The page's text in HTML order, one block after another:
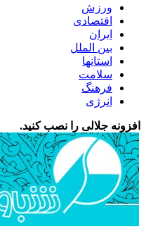
ورزش
اقتصادی
ایران
بین الملل
استانها
سلامت
فرهنگ
انرژی
افزونه جلالی را نصب کنید.